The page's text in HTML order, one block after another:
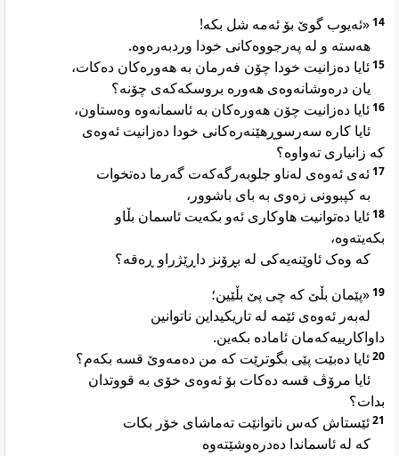
14«ئەیوب گوێ بۆ ئەمە شل بکە!
هەستە و لە پەرجووەکانی خودا وردبەرەوە.
15ئایا دەزانیت خودا چۆن فەرمان بە هەورەکان دەکات،
یان درەوشانەوەی هەورە بروسکەکەی چۆنە؟
16ئایا دەزانیت چۆن هەورەکان بە ئاسمانەوە وەستاون،
ئایا کارە سەرسوڕهێنەرەکانی خودا دەزانیت ئەوەی
کە زانیاری تەواوە؟
17ئەی ئەوەی لەناو جلوبەرگەکەت گەرما دەتخوات
بە کپبوونی زەوی بە بای باشوور،
18ئایا دەتوانیت هاوکاری ئەو بکەیت ئاسمان بڵاو
بکەیتەوە،
کە وەک ئاوێنەیەکی لە بڕۆنز داڕێژراو ڕەقە؟
19«پێمان بڵێ کە چی پێ بڵێین؛
لەبەر ئەوەی ئێمە لە تاریکیداین ناتوانین
داواکارییەکەمان ئامادە بکەین.
20ئایا دەبێت پێی بگوترێت کە من دەمەوێ قسە بکەم؟
ئایا مرۆڤ قسە دەکات بۆ ئەوەی خۆی بە قووتدان
بدات؟
21ئێستاش کەس ناتوانێت تەماشای خۆر بکات
کە لە ئاسماندا دەدرەوشێتەوە